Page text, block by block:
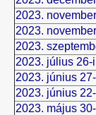
2023.
2023.
2023.
2023. július
2023. június
2023. június
2023. május